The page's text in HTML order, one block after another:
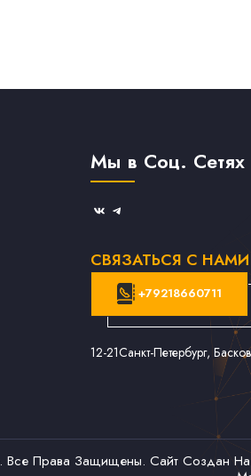
Мы в Соц. Сетях
СВЯЗАТЬСЯ С НАМИ
+79218660711
12-21Санкт-Петербург,
. Все Права Защищены. Сайт Создан